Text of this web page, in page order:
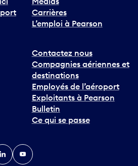
Carrières
L’emploi à Pearson
Contactez nous
Compagnies aériennes et
destinations
Employés de l’aéroport
Exploitants à Pearson
Bulletin
Ce qui se passe
YouTube